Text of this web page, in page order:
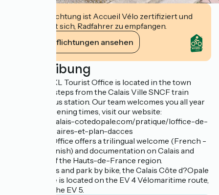
Diese Einrichtung ist Accueil Vélo zertifiziert und
verpflichtet sich, Radfahrer zu empfangen.
Ihre Verpflichtungen ansehen
Beschreibung
The Calais XXL Tourist Office is located in the town
center, a few steps from the Calais Ville SNCF train
station and bus station. Our team welcomes you all year
round. For opening times, visit our website:
https://www.calais-cotedopale.com/pratique/loffice-de-
tourisme/horaires-et-plan-dacces
The Tourist Office offers a trilingual welcome (French -
English - Spanish) and documentation on Calais and
other parts of the Hauts-de-France region.
Easy to access and park by bike, the Calais Côte d?Opale
Tourist Office is located on the EV 4 Vélomaritime route,
and close to the EV 5.